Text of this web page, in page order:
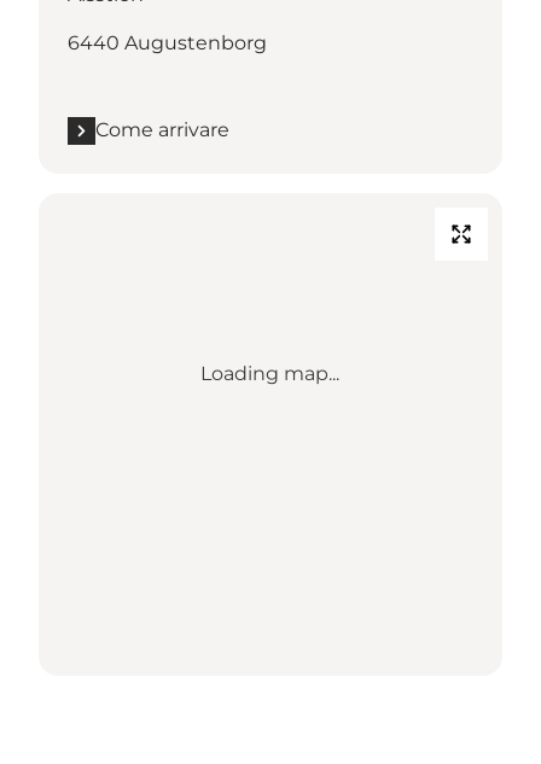
6440 Augustenborg
Come arrivare
Loading map...